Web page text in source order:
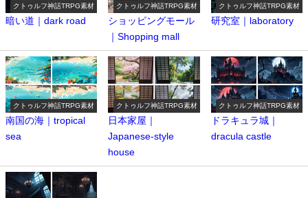
クトゥルフ神話TRPG素材
暗い道｜dark road
クトゥルフ神話TRPG素材
ショッピングモール
｜Shopping mall
クトゥルフ神話TRPG素材
研究室｜laboratory
クトゥルフ神話TRPG素材
南国の海｜tropical
sea
クトゥルフ神話TRPG素材
日本家屋｜
Japanese-style
house
クトゥルフ神話TRPG素材
ドラキュラ城｜
dracula castle